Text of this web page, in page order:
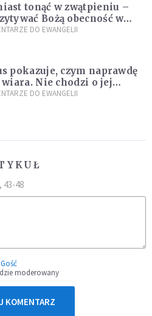
tonąć w zwątpieniu –
Bożą obecność w
codziennego życia
DO EWANGELII
pokazuje, czym naprawdę
wiara. Nie chodzi o jej
DO EWANGELII
43-48
moderowany
KOMENTARZ